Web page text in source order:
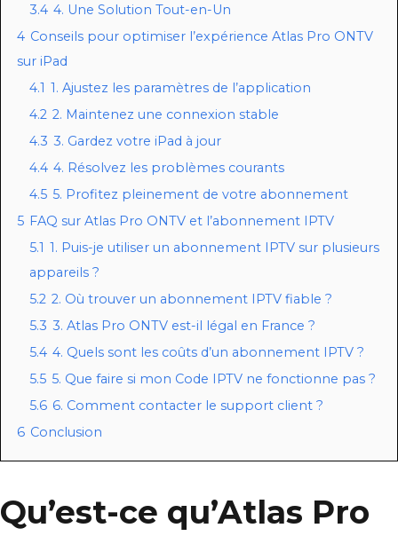
3.4 4. Une Solution Tout-en-Un
4 Conseils pour optimiser l’expérience Atlas Pro ONTV
sur iPad
4.1 1. Ajustez les paramètres de l’application
4.2 2. Maintenez une connexion stable
4.3 3. Gardez votre iPad à jour
4.4 4. Résolvez les problèmes courants
4.5 5. Profitez pleinement de votre abonnement
5 FAQ sur Atlas Pro ONTV et l’abonnement IPTV
5.1 1. Puis-je utiliser un abonnement IPTV sur plusieurs
appareils ?
5.2 2. Où trouver un abonnement IPTV fiable ?
5.3 3. Atlas Pro ONTV est-il légal en France ?
5.4 4. Quels sont les coûts d’un abonnement IPTV ?
5.5 5. Que faire si mon Code IPTV ne fonctionne pas ?
5.6 6. Comment contacter le support client ?
6 Conclusion
Qu’est-ce qu’Atlas Pro